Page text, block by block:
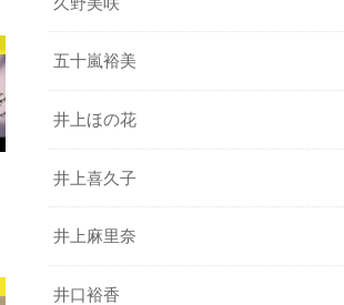
五十嵐裕美
井上ほの花
井上喜久子
井上麻里奈
井口裕香